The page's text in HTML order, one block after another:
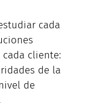
cada
cliente:
de la
de